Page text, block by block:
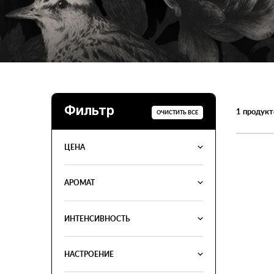
Фильтр
ЦЕНА
АРОМАТ
ИНТЕНСИВНОСТЬ
НАСТРОЕНИЕ
ОЧИСТИТЬ ВСЕ 1